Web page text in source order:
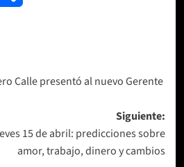
Calle presentó al nuevo Gerente
Siguiente:
15 de abril: predicciones sobre
amor, trabajo, dinero y cambios